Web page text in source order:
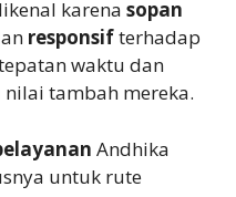
karena sopan
responsifterhadap
waktu dan
tambah mereka.
Andhika
untuk rute